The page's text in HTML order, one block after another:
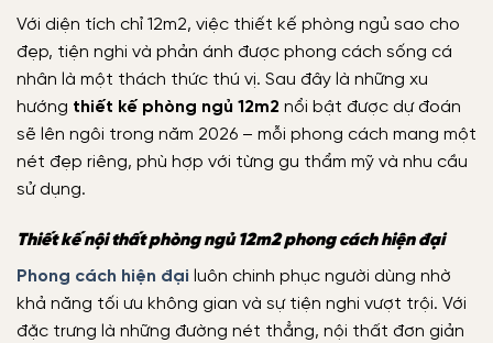
Với diện tích chỉ 12m2, việc thiết kế phòng ngủ sao cho
đẹp, tiện nghi và phản ánh được phong cách sống cá
nhân là một thách thức thú vị. Sau đây là những xu
hướng thiết kế phòng ngủ 12m2 nổi bật được dự đoán
sẽ lên ngôi trong năm 2026 – mỗi phong cách mang một
nét đẹp riêng, phù hợp với từng gu thẩm mỹ và nhu cầu
sử dụng.
Thiết kế nội thất phòng ngủ 12m2 phong cách hiện đại
Phong cách hiện đại luôn chinh phục người dùng nhờ
khả năng tối ưu không gian và sự tiện nghi vượt trội. Với
đặc trưng là những đường nét thẳng, nội thất đơn giản